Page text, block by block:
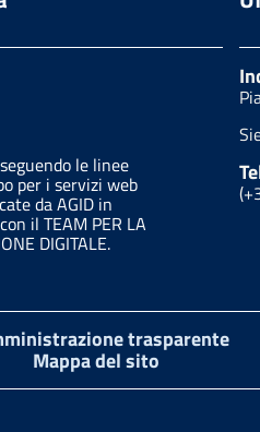
le linee
per i servizi web
da AGID in
il TEAM PER LA
DIGITALE.
trasparente
Mappa del sito